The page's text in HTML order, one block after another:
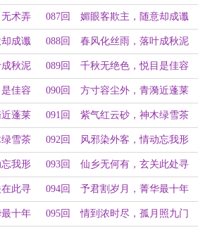
风雅，扫地灭斯文（上）
术弄 087回 媚眼客欺主，随意却成谶
（上）
成谶 088回 春风化丝雨，落叶成秋泥
（上）
秋泥 089回 千秋无绝色，悦目是佳容
（上）
佳容 090回 方寸容尘外，青漪近蓬莱
（上）
蓬莱 091回 紫气红云砂，神木绿雪茶
（上）
雪茶 092回 风邪染外客，情动忘我形
（上）
我形 093回 仙乡无何有，玄关此处寻
（上）
此寻 094回 予君割岁月，菁华最十年
（上）
十年 095回 情到浓时尽，孤月照九门